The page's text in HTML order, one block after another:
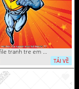
file tranh tre em mam non tieu hoc supper man toi thuong 22
TẢI VỀ